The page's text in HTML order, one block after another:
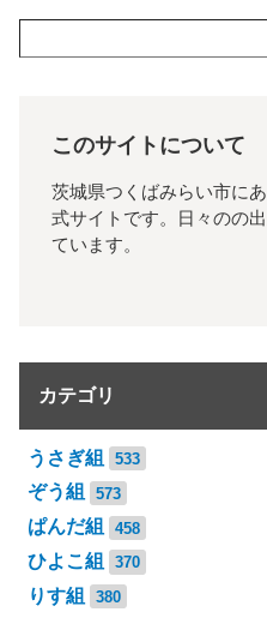
このサイトについて
茨城県つくばみらい市に
式サイトです。日々のの
ています。
カテゴリ
うさぎ組 533
ぞう組 573
ぱんだ組 458
ひよこ組 370
りす組 380